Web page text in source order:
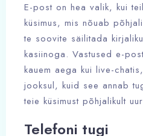
E-post on hea valik, kui
küsimus, mis nõuab
te soovite säilitada
kasiinoga. Vastused e-
kauem aega kui live-
jooksul, kuid see annab
teie küsimust põhjalikult
Telefoni tugi